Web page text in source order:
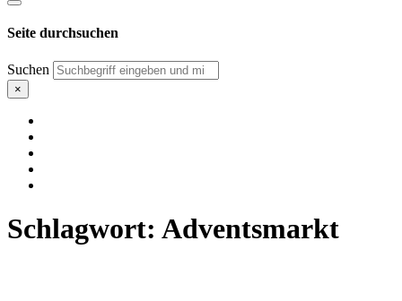
Seite durchsuchen
Suchen
×
Schlagwort: Adventsmarkt